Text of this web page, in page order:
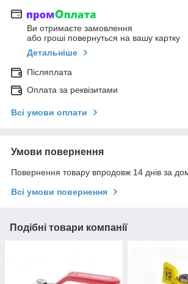
Ви отримаєте замовлення
або гроші повернуться на вашу картку
Детальніше
Післяплата
Оплата за реквізитами
Всі умови оплати
Умови повернення
Повернення товару впродовж 14 днів за
Всі умови повернення
Подібні товари компанії